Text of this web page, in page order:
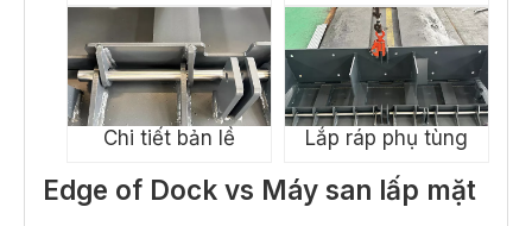
Chi tiết bản lề Lắp ráp phụ tùng
Edge of Dock vs Máy san lấp mặt